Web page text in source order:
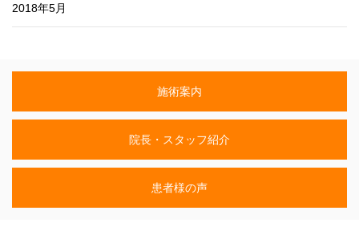
2018年5月
施術案内
院長・スタッフ紹介
患者様の声